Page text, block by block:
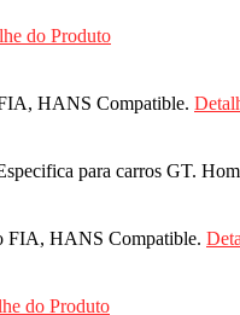
do Produto
HANS Compatible.
para carros GT.
FIA, HANS Compatible.
do Produto